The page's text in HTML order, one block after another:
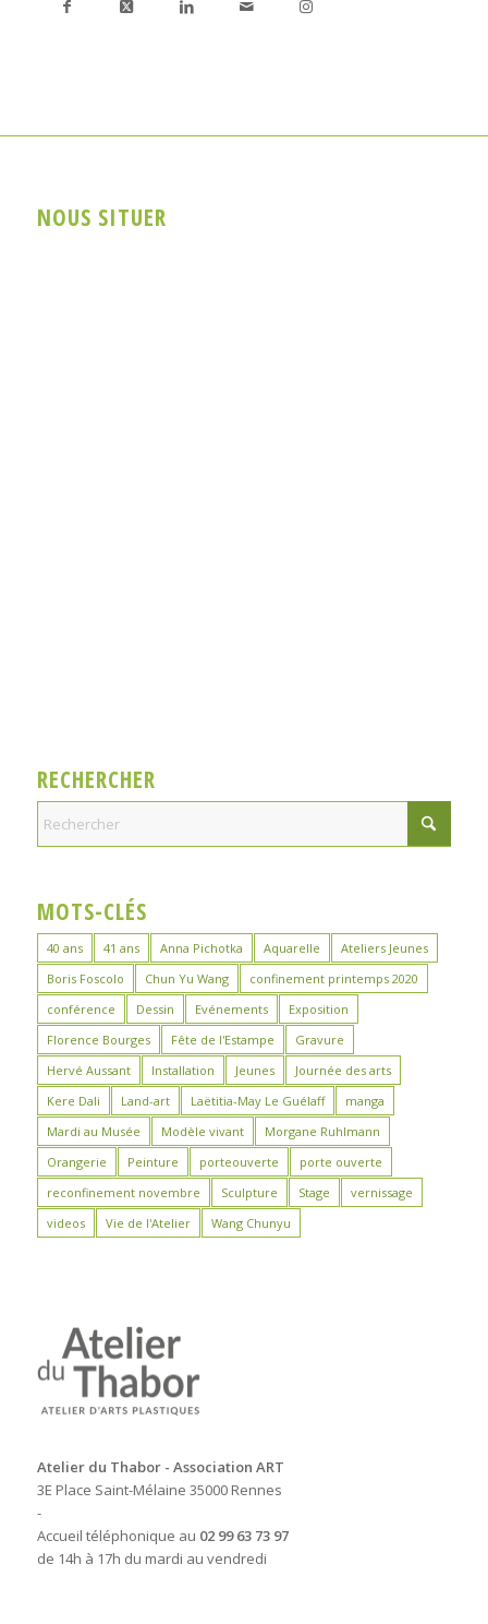
NOUS SITUER
RECHERCHER
MOTS-CLÉS
40 ans 41 ans Anna Pichotka Aquarelle
Ateliers Jeunes
Boris Foscolo
Chun Yu Wang
confinement printemps 2020
conférence
Dessin Evénements
Exposition
Florence Bourges
Fête de l'Estampe
Gravure
Hervé Aussant
Installation Jeunes
Journée des arts
Kere Dali
Land-art Laëtitia-May Le Guélaff
manga
Mardi au Musée
Modèle vivant
Morgane Ruhlmann
Orangerie
Peinture porteouverte
porte ouverte
reconfinement novembre
Sculpture Stage
vernissage
videos
Vie de l'Atelier Wang Chunyu
Atelier du Thabor - Association ART
3E Place Saint-Mélaine 35000 Rennes
-
Accueil téléphonique au 02 99 63 73 97
de 14h à 17h du mardi au vendredi